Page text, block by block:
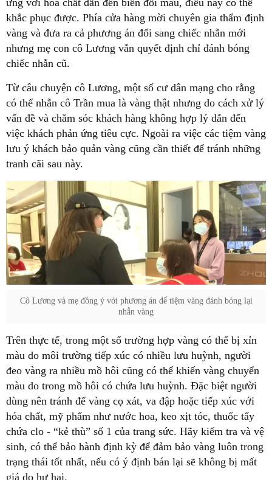
khắc phục được. Phía cửa hàng mời chuyên gia thẩm định
vàng và đưa ra cả phương án đổi sang chiếc nhẫn mới
nhưng mẹ con cô Lương vẫn quyết định chỉ đánh bóng
chiếc nhẫn cũ.
Từ câu chuyện cô Lương, một số cư dân mạng cho rằng
có thể nhẫn cô Trần mua là vàng thật nhưng do cách xử lý
vấn đề và chăm sóc khách hàng không hợp lý dẫn đến
việc khách phản ứng tiêu cực. Ngoài ra việc các tiệm vàng
lưu ý khách bảo quản vàng cũng cần thiết để tránh những
tranh cãi sau này.
Cô Lương và mẹ đồng ý với phương án để tiệm vàng đánh bóng lại
nhẫn vàng
Trên thực tế, trong một số trường hợp vàng có thể bị xỉn
màu do môi trường tiếp xúc có nhiều lưu huỳnh, người
đeo vàng ra nhiều mồ hôi cũng có thể khiến vàng chuyển
màu do trong mồ hôi có chứa lưu huỳnh. Đặc biệt người
dùng nên tránh để vàng cọ xát, va đập hoặc tiếp xúc với
hóa chất, mỹ phẩm như nước hoa, keo xịt tóc, thuốc tẩy
chứa clo - “kẻ thù” số 1 của trang sức. Hãy kiểm tra và vệ
sinh, có thể bảo hành định kỳ để đảm bảo vàng luôn trong
trạng thái tốt nhất, nếu có ý định bán lại sẽ không bị mất
giá do hư hại.